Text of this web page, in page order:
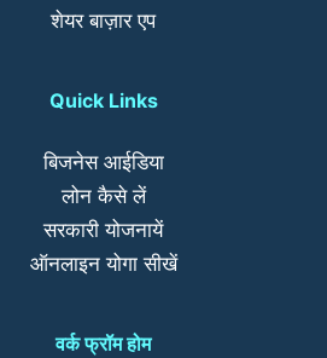
शेयर बाज़ार एप
Quick Links
बिजनेस आईडिया
लोन कैसे लें
सरकारी योजनायें
ऑनलाइन योगा सीखें
वर्क फ्रॉम होम